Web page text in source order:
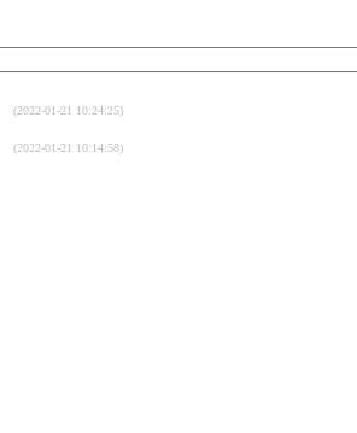
(2022-01-21 10:24:25)
(2022-01-21 10:14:58)